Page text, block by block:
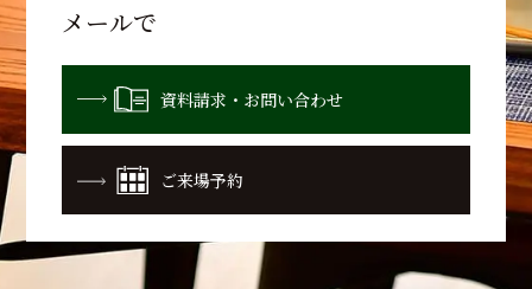
メールで
資料請求・お問い合わせ
ご来場予約